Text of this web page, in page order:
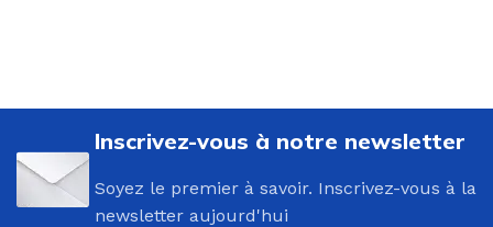
Inscrivez-vous à notre newsletter
Soyez le premier à savoir. Inscrivez-vous à la
newsletter aujourd'hui